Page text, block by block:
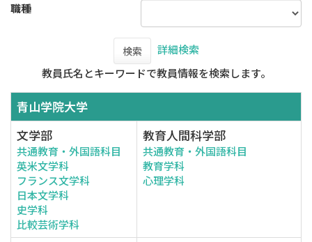
職種
検索
詳細検索
教員氏名とキーワードで教員情報を検索します。
青山学院大学
文学部
共通教育・外国語科目
英米文学科
フランス文学科
日本文学科
史学科
比較芸術学科
教育人間科学部
共通教育・外国語科目
教育学科
心理学科